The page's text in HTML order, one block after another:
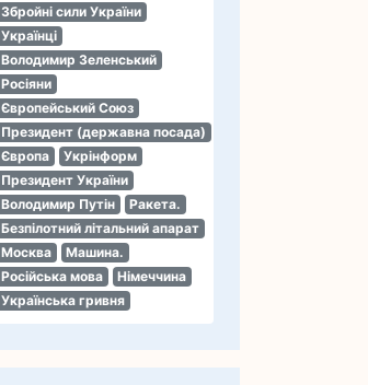
Збройні сили України
Українці
Володимир Зеленський
Росіяни
Європейський Союз
Президент (державна посада)
Європа
Укрінформ
Президент України
Володимир Путін
Ракета.
Безпілотний літальний апарат
Москва
Машина.
Російська мова
Німеччина
Українська гривня